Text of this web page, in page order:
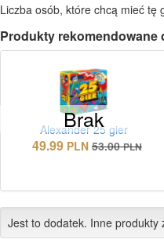
Liczba osób, które chcą mieć tę
Produkty rekomendowane
Brak
Alexander 25 gier
49.99 PLN 53.00 PLN
Jest to dodatek. Inne produkty